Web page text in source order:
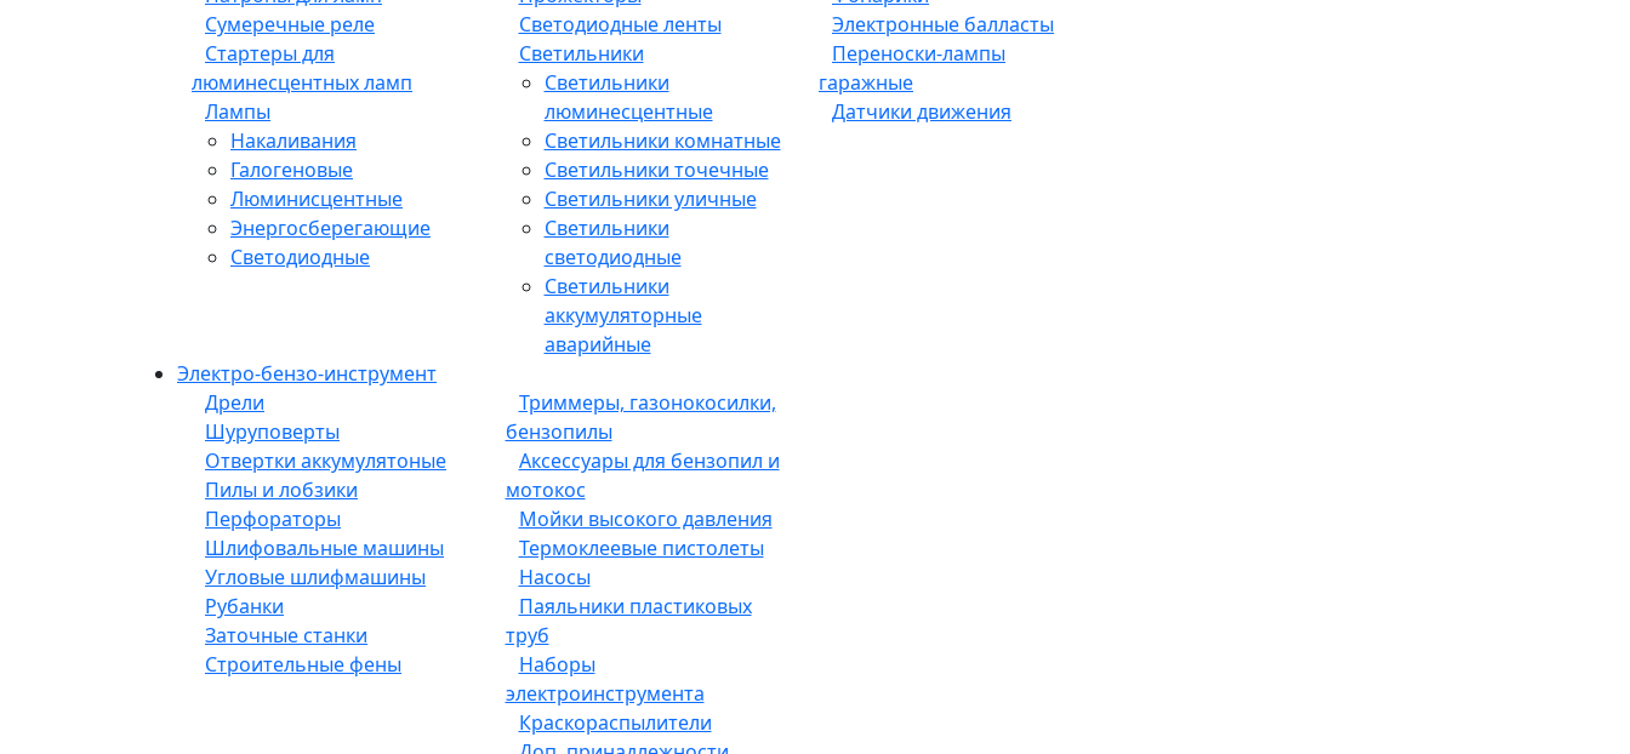
Сумеречные реле
Стартеры для
люминесцентных ламп
Лампы
Накаливания
Галогеновые
Люминисцентные
Энергосберегающие
Светодиодные
Светодиодные ленты
Светильники
Светильники
люминесцентные
Светильники комнатные
Светильники точечные
Светильники уличные
Светильники
светодиодные
Светильники
аккумуляторные
аварийные
Электронные балласты
Переноски-лампы
гаражные
Датчики движения
Электро-бензо-инструмент
Дрели
Шуруповерты
Отвертки аккумулятоные
Пилы и лобзики
Перфораторы
Шлифовальные машины
Угловые шлифмашины
Рубанки
Заточные станки
Строительные фены
Триммеры, газонокосилки,
бензопилы
Аксессуары для бензопил и
мотокос
Мойки высокого давления
Термоклеевые пистолеты
Насосы
Паяльники пластиковых
труб
Наборы
электроинструмента
Краскораспылители